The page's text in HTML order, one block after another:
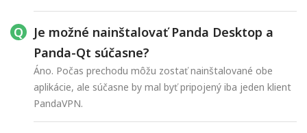
Je možné nainštalovať Panda Desktop a
Panda-Qt súčasne?
Áno. Počas prechodu môžu zostať nainštalované obe
aplikácie, ale súčasne by mal byť pripojený iba jeden klient
PandaVPN.